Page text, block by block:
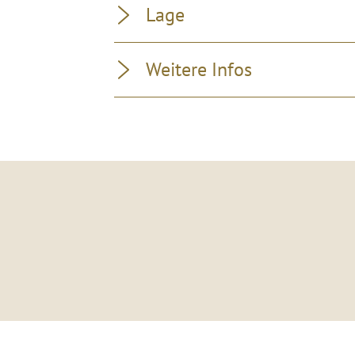
Lage
Weitere Infos